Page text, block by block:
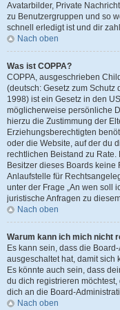
Avatarbilder, Private
zu Benutzergruppen und so
schnell erledigt ist und dir
Nach oben
Was ist COPPA?
COPPA, ausgeschrieben
(deutsch: Gesetz zum Schutz
1998) ist ein Gesetz in den
möglicherweise persönliche
hierzu die Zustimmung der
Erziehungsberechtigten
oder die Website, auf der du
rechtlichen Beistand zu
Besitzer dieses Boards
Anlaufstelle für
unter der Frage „An wen soll
juristische Anfragen zu
Nach oben
Warum kann ich mich nicht
Es kann sein, dass die
ausgeschaltet hat, damit sich
Es könnte auch sein, dass
du dich registrieren
dich an die Board-
Nach oben